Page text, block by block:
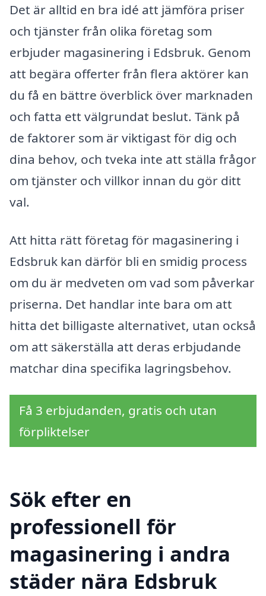
Det är alltid en bra idé att jämföra priser
och tjänster från olika företag som
erbjuder magasinering i Edsbruk. Genom
att begära offerter från flera aktörer kan
du få en bättre överblick över marknaden
och fatta ett välgrundat beslut. Tänk på
de faktorer som är viktigast för dig och
dina behov, och tveka inte att ställa frågor
om tjänster och villkor innan du gör ditt
val.
Att hitta rätt företag för magasinering i
Edsbruk kan därför bli en smidig process
om du är medveten om vad som påverkar
priserna. Det handlar inte bara om att
hitta det billigaste alternativet, utan också
om att säkerställa att deras erbjudande
matchar dina specifika lagringsbehov.
Få 3 erbjudanden, gratis och utan
förpliktelser
Sök efter en
professionell för
magasinering i andra
städer nära Edsbruk